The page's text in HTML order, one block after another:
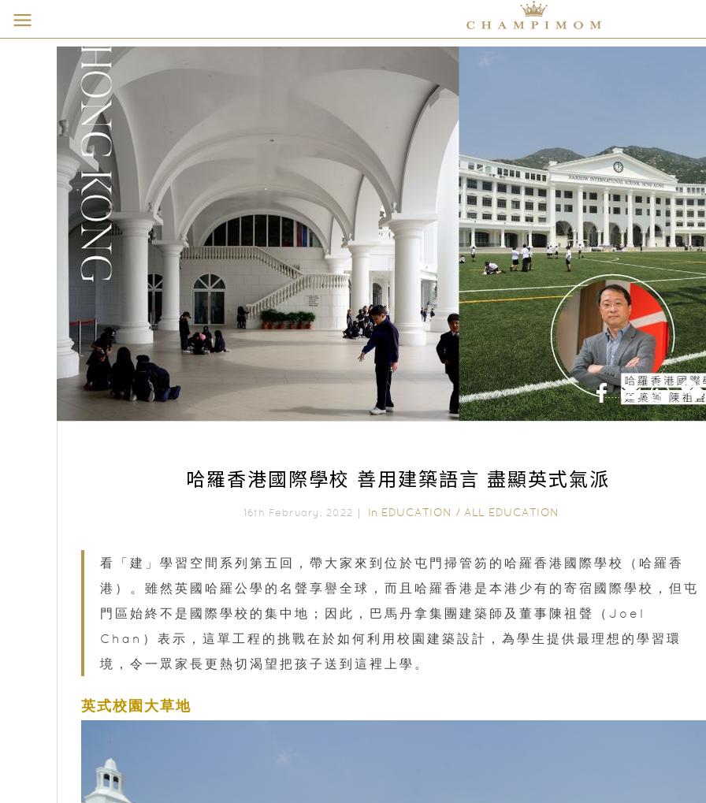
哈羅香港國際學校 善用建築語言 盡顯英式氣派
16th February, 2022｜ In EDUCATION / ALL EDUCATION
看「建」學習空間系列第五回，帶大家來到位於屯門掃管笏的哈羅香港國際學校（哈羅香
港）。雖然英國哈羅公學的名聲享譽全球，而且哈羅香港是本港少有的寄宿國際學校，但屯
門區始終不是國際學校的集中地；因此，巴馬丹拿集團建築師及董事陳祖聲（Joel
Chan）表示，這單工程的挑戰在於如何利用校園建築設計，為學生提供最理想的學習環
境，令一眾家長更熱切渴望把孩子送到這裡上學。
英式校園大草地